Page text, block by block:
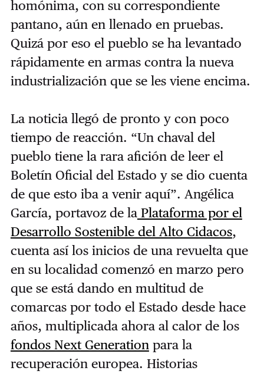
homónima, con su correspondiente
pantano, aún en llenado en pruebas.
Quizá por eso el pueblo se ha levantado
rápidamente en armas contra la nueva
industrialización que se les viene encima.
La noticia llegó de pronto y con poco
tiempo de reacción. “Un chaval del
pueblo tiene la rara afición de leer el
Boletín Oficial del Estado y se dio cuenta
de que esto iba a venir aquí”. Angélica
García, portavoz de laPlataforma por el
Desarrollo Sostenible del Alto Cidacos,
cuenta así los inicios de una revuelta que
en su localidad comenzó en marzo pero
que se está dando en multitud de
comarcas por todo el Estado desde hace
años, multiplicada ahora al calor de los
fondos Next Generation para la
recuperación europea. Historias